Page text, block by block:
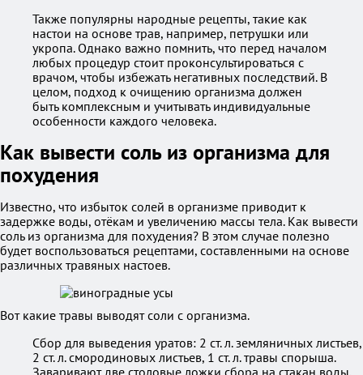
Также популярны народные рецепты, такие как
настои на основе трав, например, петрушки или
укропа. Однако важно помнить, что перед началом
любых процедур стоит проконсультироваться с
врачом, чтобы избежать негативных последствий. В
целом, подход к очищению организма должен
быть комплексным и учитывать индивидуальные
особенности каждого человека.
Как вывести соль из организма для
похудения
Известно, что избыток солей в организме приводит к
задержке воды, отёкам и увеличению массы тела. Как вывести
соль из организма для похудения? В этом случае полезно
будет воспользоваться рецептами, составленными на основе
различных травяных настоев.
Вот какие травы выводят соли с организма.
Сбор для выведения уратов: 2 ст. л. земляничных листьев,
2 ст. л. смородиновых листьев, 1 ст. л. травы спорыша.
Заваривают две столовые ложки сбора на стакан воды,